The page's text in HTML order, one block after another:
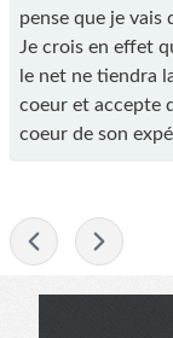
pense que je vais
Je crois en effet
le net ne tiendra
coeur et accepte
coeur de son